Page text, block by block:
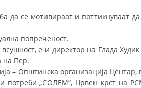
ОРГАНИЗАЦИЈА
да се мотивираат и поттикнуваат
попреченост.
е и директор на Глада
на Пер.
– Општинска организација Центар,
потреби „СОЛЕМ“, Црвен крст на